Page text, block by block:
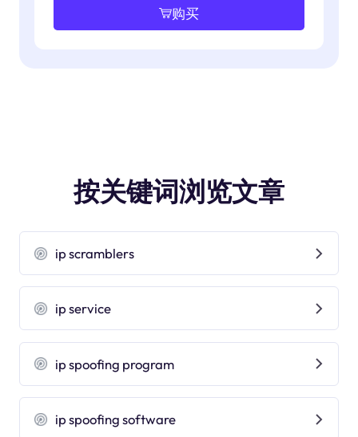
购买
按关键词浏览文章
ip scramblers
ip service
ip spoofing program
ip spoofing software